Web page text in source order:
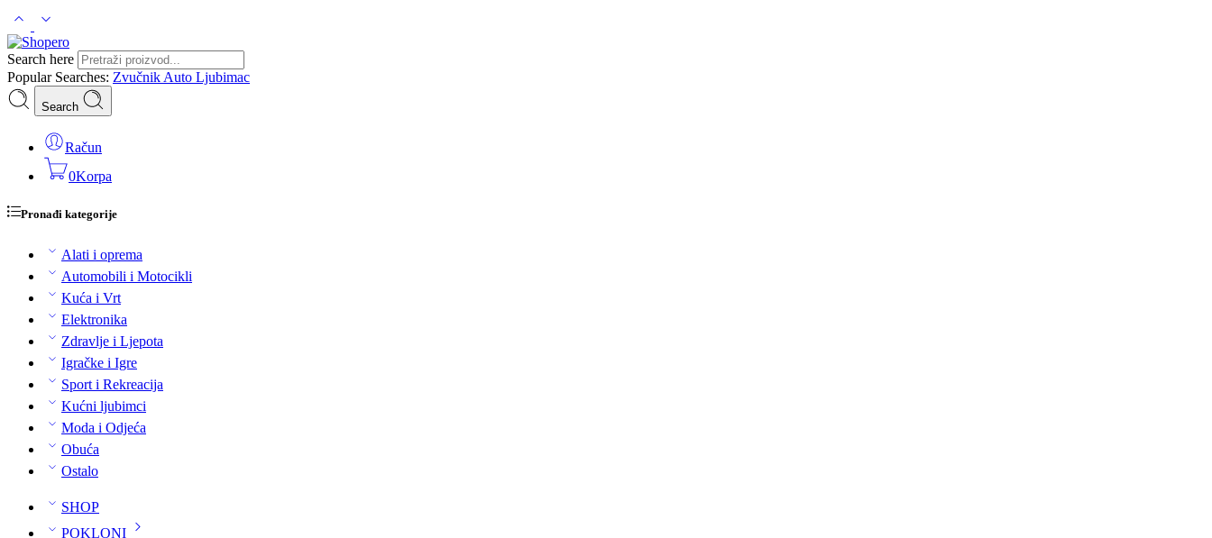
Search here
Popular Searches: Zvučnik Auto Ljubimac
Search
Račun
0Korpa
Pronađi kategorije
Alati i oprema
Automobili i Motocikli
Kuća i Vrt
Elektronika
Zdravlje i Ljepota
Igračke i Igre
Sport i Rekreacija
Kućni ljubimci
Moda i Odjeća
Obuća
Ostalo
SHOP
POKLONI